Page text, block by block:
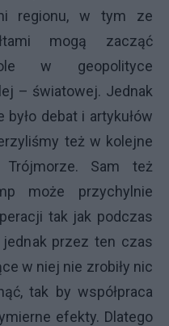
regionu, w tym ze
mogą zacząć
w geopolityce
– światowej. Jednak
było debat i artykułów
też w kolejne
Sam też
może przychylnie
tak jak podczas
przez ten czas
w niej nie zrobiły nic
tak by współpraca
efekty. Dlatego